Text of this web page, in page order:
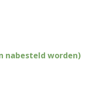
nabesteld worden)